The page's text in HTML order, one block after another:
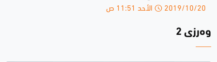
2019/10/20 الأحد 11:51 ص
وەرزی 2